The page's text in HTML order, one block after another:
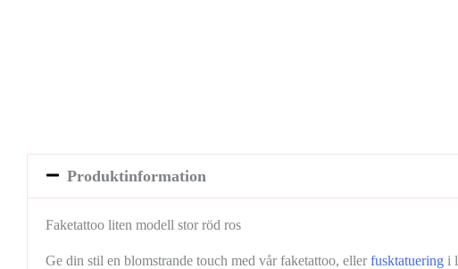
Produktinformation
Faketattoo liten modell stor röd ros
Ge din stil en blomstrande touch med vår faketattoo, eller fusktatuering i